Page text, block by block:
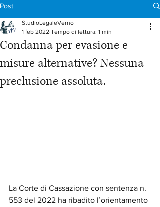
Post
Condanna per evasione e
misure alternative? Nessuna
preclusione assoluta.
StudioLegaleVerno
1 feb 2022 Tempo di lettura: 1 min
La Corte di Cassazione con sentenza n.
553 del 2022 ha ribadito l’orientamento